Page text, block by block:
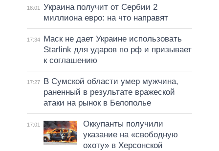
18:01
Украина получит от Сербии 2
миллиона евро: на что направят
17:34
Маск не дает Украине использовать
Starlink для ударов по рф и призывает
к соглашению
17:27
В Сумской области умер мужчина,
раненный в результате вражеской
атаки на рынок в Белополье
17:01
Оккупанты получили
указание на «свободную
охоту» в Херсонской